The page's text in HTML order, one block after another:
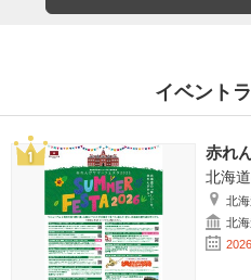
イベント
赤れ
北海
北海
北